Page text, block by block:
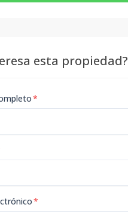
esta propiedad?
*
*